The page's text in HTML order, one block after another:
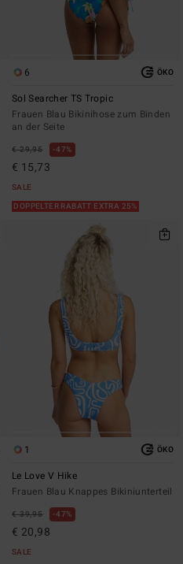
6 ÖKO
Sol Searcher TS Tropic
Frauen Blau Bikinihose zum Binden
an der Seite
€ 29,95 47%
€ 15,73
SALE
DOPPELTER RABATT EXTRA 25%
1 ÖKO
Le Love V Hike
Frauen Blau Knappes Bikiniunterteil
€ 39,95 47%
€ 20,98
SALE